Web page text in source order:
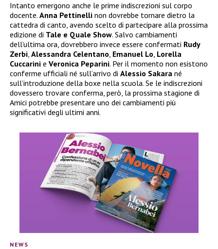
Intanto emergono anche le prime indiscrezioni sul corpo
docente. Anna Pettinelli non dovrebbe tornare dietro la
cattedra di canto, avendo scelto di partecipare alla prossima
edizione di Tale e Quale Show. Salvo cambiamenti
dell’ultima ora, dovrebbero invece essere confermati Rudy
Zerbi, Alessandra Celentano, Emanuel Lo, Lorella
Cuccarini e Veronica Peparini. Per il momento non esistono
conferme ufficiali né sull’arrivo di Alessio Sakara né
sull’introduzione della boxe nella scuola. Se le indiscrezioni
dovessero trovare conferma, però, la prossima stagione di
Amici potrebbe presentare uno dei cambiamenti più
significativi degli ultimi anni.
NEWS